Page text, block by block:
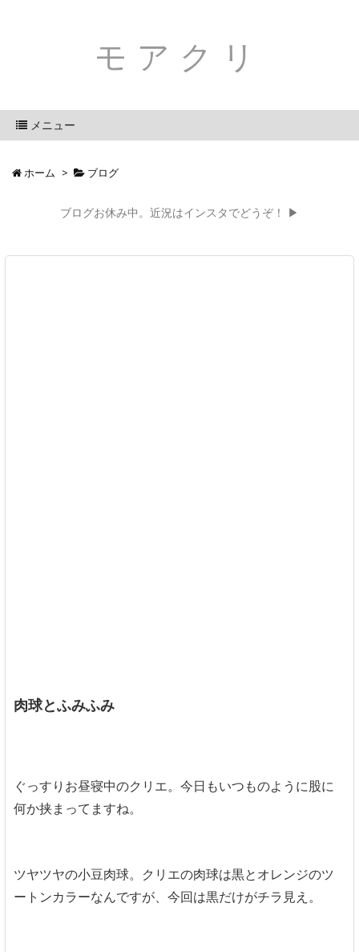
モアクリ
メニュー
ホーム > ブログ
ブログお休み中。近況はインスタでどうぞ！ ▶
肉球とふみふみ
ぐっすりお昼寝中のクリエ。今日もいつものように股に
何か挟まってますね。
ツヤツヤの小豆肉球。クリエの肉球は黒とオレンジのツ
ートンカラーなんですが、今回は黒だけがチラ見え。